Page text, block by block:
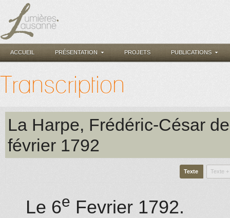
ACCUEIL PRÉSENTATION PROJETS PUBLICATIONS
Transcription
La Harpe, Frédéric-César de
février 1792
Texte Texte
Le 6e Fevrier 1792.